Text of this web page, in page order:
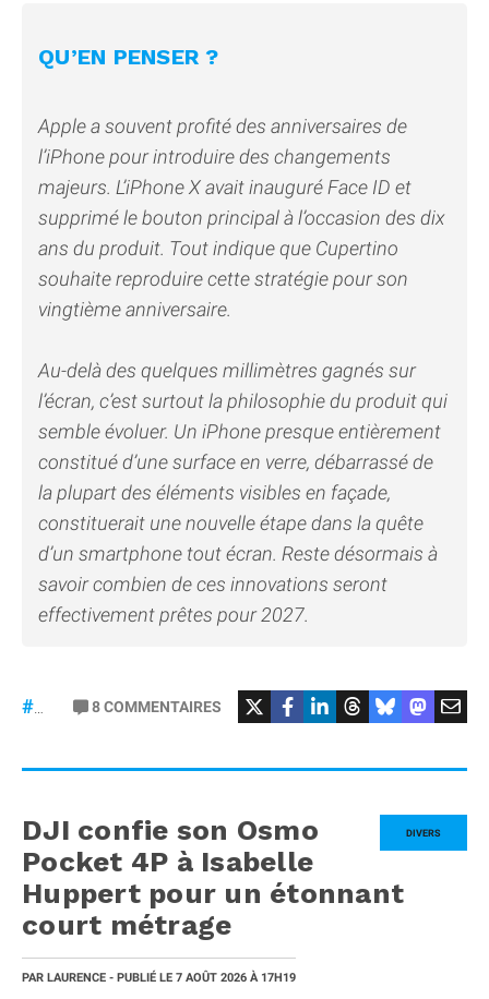
QU’EN PENSER ?
Apple a souvent profité des anniversaires de
l’iPhone pour introduire des changements
majeurs. L’iPhone X avait inauguré Face ID et
supprimé le bouton principal à l’occasion des dix
ans du produit. Tout indique que Cupertino
souhaite reproduire cette stratégie pour son
vingtième anniversaire.
Au-delà des quelques millimètres gagnés sur
l’écran, c’est surtout la philosophie du produit qui
semble évoluer. Un iPhone presque entièrement
constitué d’une surface en verre, débarrassé de
la plupart des éléments visibles en façade,
constituerait une nouvelle étape dans la quête
d’un smartphone tout écran. Reste désormais à
savoir combien de ces innovations seront
effectivement prêtes pour 2027.
8COMMENTAIRES
DIVERS
DJI confie son Osmo
Pocket 4P à Isabelle
Huppert pour un étonnant
court métrage
PAR LAURENCE - PUBLIÉ LE 7 AOÛT 2026 À 17H19